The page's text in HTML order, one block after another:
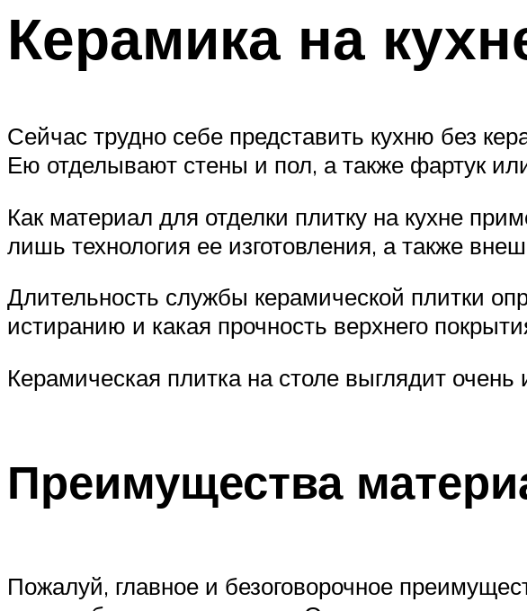
Керамика на
Сейчас трудно себе представить кухню без
Ею отделывают стены и пол, а также фартук
Как материал для отделки плитку на кухне
лишь технология ее изготовления, а также
Длительность службы керамической плитки
истиранию и какая прочность верхнего
Керамическая плитка на столе выглядит очень
Преимущества
Пожалуй, главное и безоговорочное